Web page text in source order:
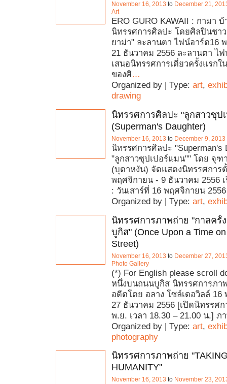
November 16, 2013 to December 21,
Art
ERO GURO KAWAII : กามา
นิทรรศการศิลปะ โดยศิลปินชา
ยาม่า" ละลานตา ไฟน์อาร์ต16
21 ธันวาคม 2556 ละลานตา ไ
เสนอนิทรรศการเดี่ยวครั้งแรกใ
ของศิ…
Organized by | Type: art,
drawing
นิทรรศการศิลปะ "ลูกสาวซุป
(Superman's Daughter)
November 16, 2013 to December 9, 2013
นิทรรศการศิลปะ "Superman's
"ลูกสาวซุปเปอร์แมน"" โดย จุฑ
(บุดาหงัน) จัดแสดงนิทรรศการ
พฤศจิกายน - 9 ธันวาคม 2556
: วันเสาร์ที่ 16 พฤศจิกายน 2556
Organized by | Type: art,
นิทรรศการภาพถ่าย "กาลครั้
บูกิส" (Once Upon a Time
Street)
November 16, 2013 to December 27,
Photo Gallery
(*) For English please scroll
หนึ่งบนถนนบูกิส นิทรรศการภา
อดีตโดย อลาง โซล์เดอวิลล์ 16
27 ธันวาคม 2556 [เปิดนิทรรศก
พ.ย. เวลา 18.30 – 21.00 น.] ภ
Organized by | Type: art,
photography
นิทรรศการภาพถ่าย
HUMANITY"
November 16, 2013 to November 23,